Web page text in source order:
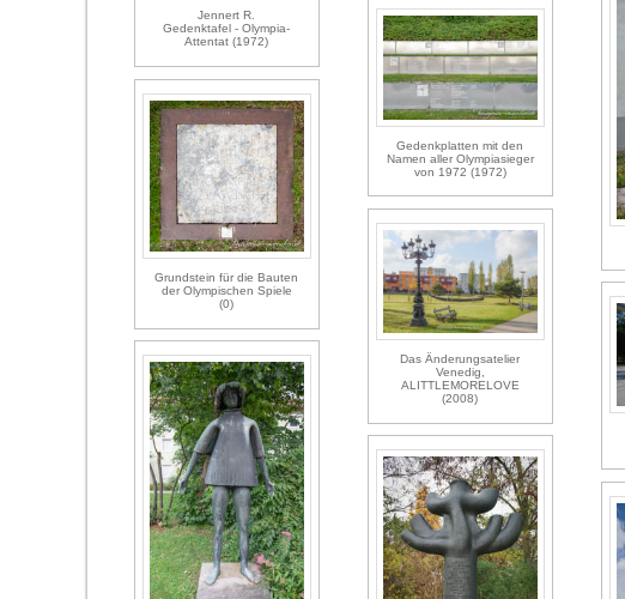
Jennert R.
Gedenktafel - Olympia-
Attentat (1972)
Gedenkplatten mit den
Namen aller Olympiasieger
von 1972 (1972)
Grundstein für die Bauten
der Olympischen Spiele
(0)
Das Änderungsatelier
Venedig,
ALITTLEMORELOVE
(2008)